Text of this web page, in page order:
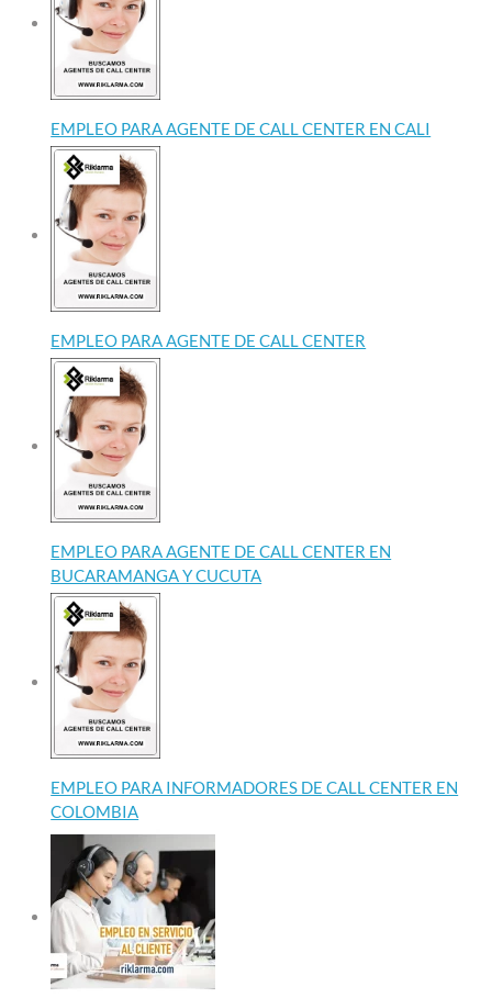
EMPLEO PARA AGENTE DE CALL CENTER EN CALI
EMPLEO PARA AGENTE DE CALL CENTER
EMPLEO PARA AGENTE DE CALL CENTER EN
BUCARAMANGA Y CUCUTA
EMPLEO PARA INFORMADORES DE CALL CENTER EN
COLOMBIA